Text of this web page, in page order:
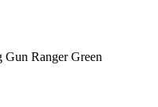
Ranger Green